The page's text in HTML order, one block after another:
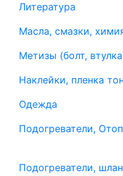
Литература
Масла, смазки,
Метизы (болт,
Наклейки, пленка
Одежда
Подогреватели,
Подогреватели,